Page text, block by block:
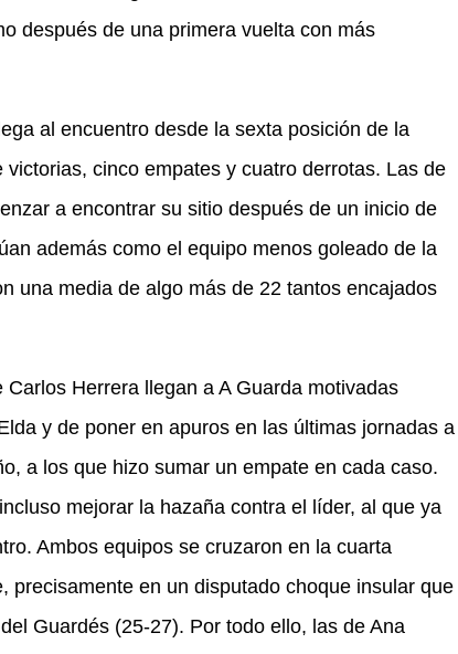
después de una primera vuelta con más
al encuentro desde la sexta posición de la
cinco empates y cuatro derrotas. Las de
a encontrar su sitio después de un inicio de
además como el equipo menos goleado de la
una media de algo más de 22 tantos encajados
Herrera llegan a A Guarda motivadas
y de poner en apuros en las últimas jornadas a
a los que hizo sumar un empate en cada caso.
mejorar la hazaña contra el líder, al que ya
Ambos equipos se cruzaron en la cuarta
precisamente en un disputado choque insular que
Guardés (25-27). Por todo ello, las de Ana